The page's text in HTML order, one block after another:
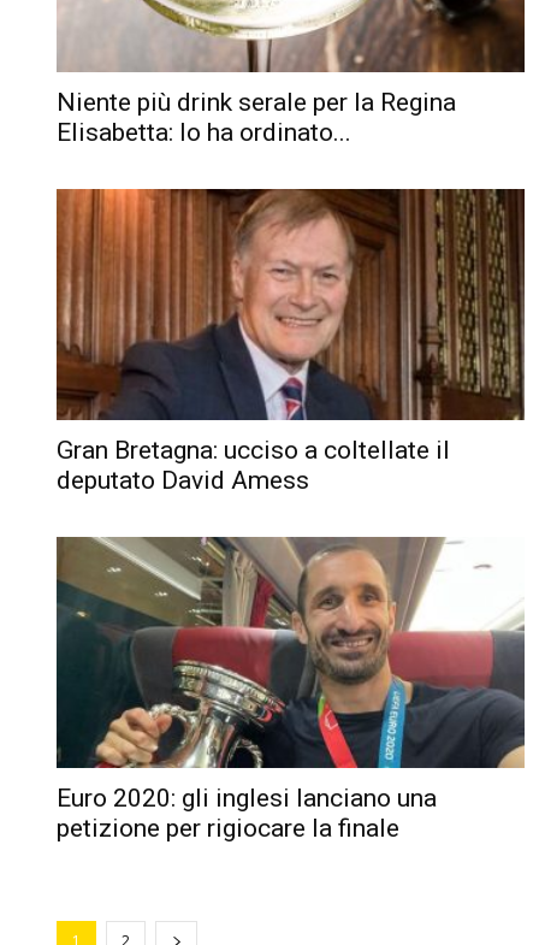
Niente più drink serale per la Regina
Elisabetta: lo ha ordinato...
Gran Bretagna: ucciso a coltellate il
deputato David Amess
Euro 2020: gli inglesi lanciano una
petizione per rigiocare la finale
1 2